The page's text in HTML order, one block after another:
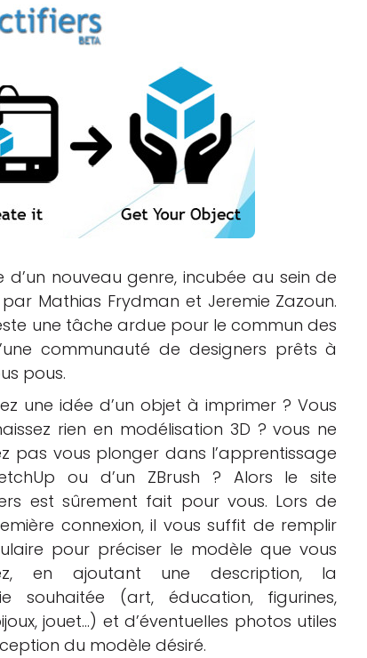
3D
3D
nouveau genre, incubée au sein de
Mathias Frydman et Jeremie Zazoun.
une tâche ardue pour le commun des
communauté de designers prêts à
pous.
une idée d’un objet à imprimer ? Vous
rien en modélisation 3D ? vous ne
pas vous plonger dans l’apprentissage
ou d’un ZBrush ? Alors le site
est sûrement fait pour vous. Lors de
connexion, il vous suffit de remplir
pour préciser le modèle que vous
en ajoutant une description, la
souhaitée (art, éducation, figurines,
jouet…) et d’éventuelles photos utiles
du modèle désiré.